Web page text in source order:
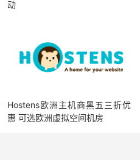
动
Hostens欧洲主机商黑五三折优
惠 可选欧洲虚拟空间机房